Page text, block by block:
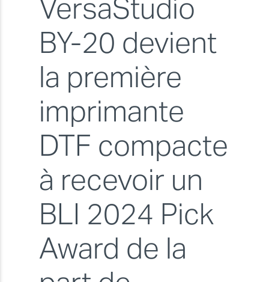
VersaStudio
BY-20 devient
la première
imprimante
DTF compacte
à recevoir un
BLI 2024 Pick
Award de la